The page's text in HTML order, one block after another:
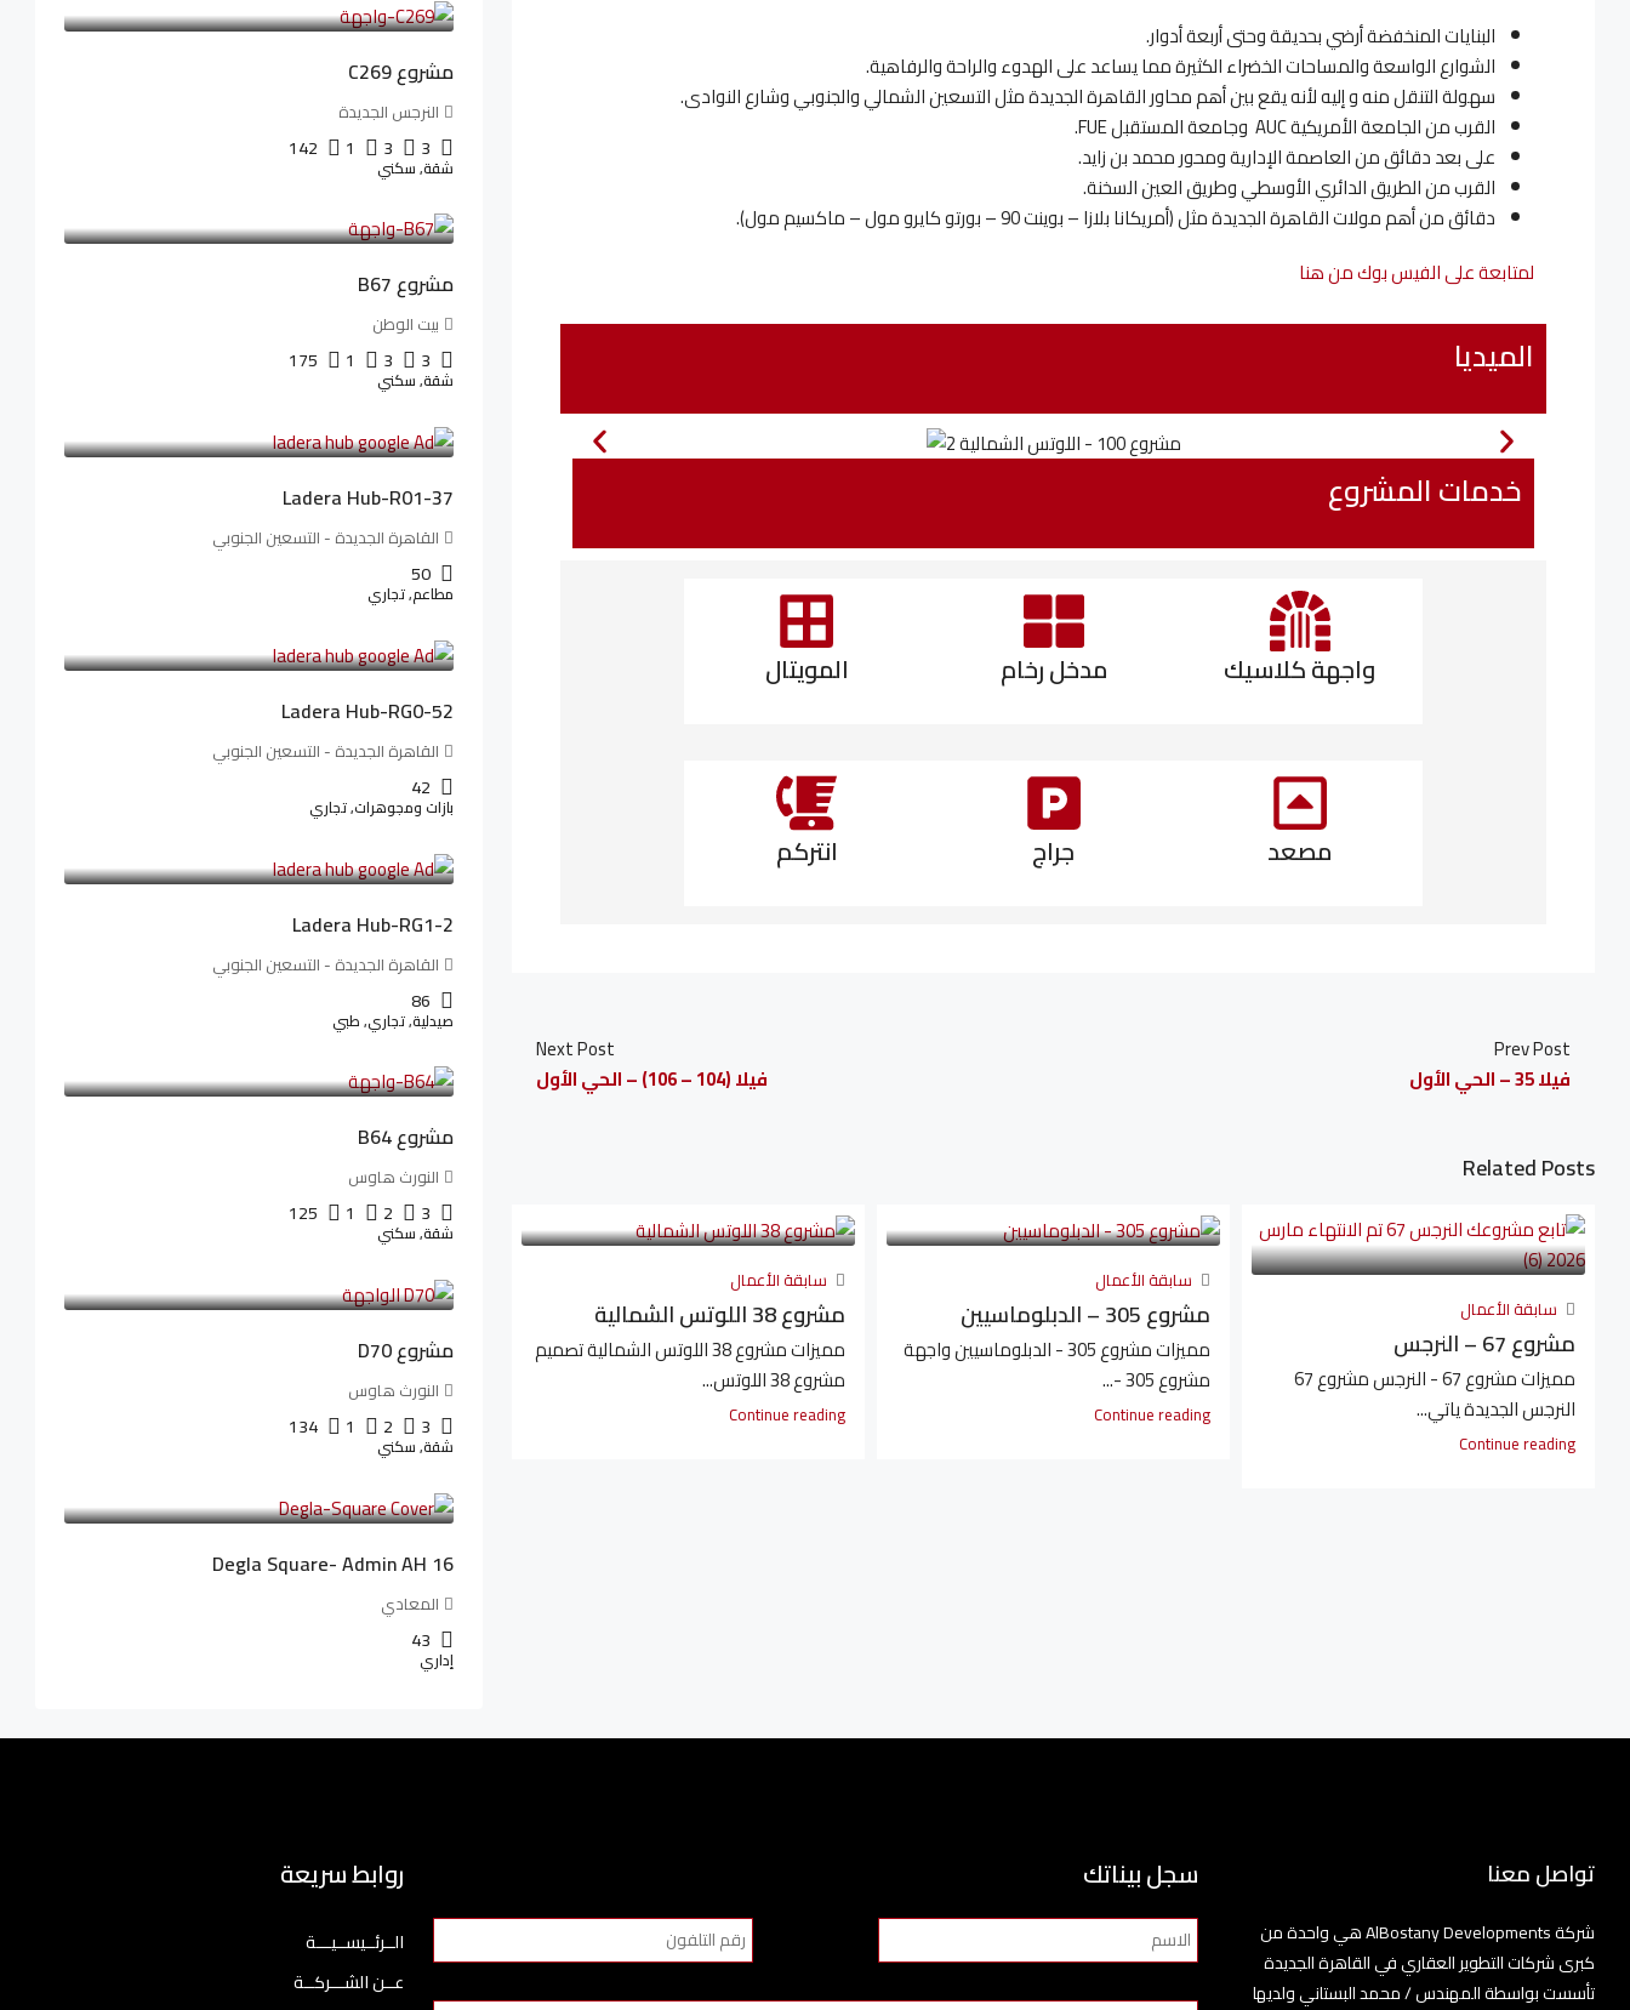
البنايات المنخفضة أرضي بحديقة وحتى أربعة أدوار.
الشوارع الواسعة والمساحات الخضراء الكثيرة مما يساعد على الهدوء والراحة والرفاهية.
سهولة التنقل منه و إليه لأنه يقع بين أهم محاور القاهرة الجديدة مثل التسعين الشمالي والجنوبي وشارع النوادى.
القرب من الجامعة الأمريكية AUC وجامعة المستقبل FUE.
على بعد دقائق من العاصمة الإدارية ومحور محمد بن زايد.
القرب من الطريق الدائري الأوسطي وطريق العين السخنة.
دقائق من أهم مولات القاهرة الجديدة مثل (أمريكانا بلازا – بوينت 90 – بورتو كايرو مول – ماكسيم مول).
لمتابعة على الفيس بوك من هنا
الميديا
خدمات المشروع
واجهة كلاسيك مدخل رخام المويتال
مصعد جراج انتركم
Prev Post
فيلا 35 – الحي الأول
Next Post
فيلا (104 – 106) – الحي الأول
Related Posts
سابقة الأعمال
مشروع 67 – النرجس
مميزات مشروع 67 - النرجس مشروع 67
النرجس الجديدة ياتي...
Continue reading
سابقة الأعمال
مشروع 305 – الدبلوماسيين
مميزات مشروع 305 - الدبلوماسيين واجهة
مشروع 305 -...
Continue reading
سابقة الأعمال
مشروع 38 اللوتس الشمالية
مميزات مشروع 38 اللوتس الشمالية تصميم
مشروع 38 اللوتس...
Continue reading
مشروع C269
النرجس الجديدة
3
3
1
142
شقة, سكني
مشروع B67
بيت الوطن
3
3
1
175
شقة, سكني
Ladera Hub-R01-37
القاهرة الجديدة - التسعين الجنوبي
50
مطاعم, تجاري
Ladera Hub-RG0-52
القاهرة الجديدة - التسعين الجنوبي
42
بازات ومجوهرات, تجاري
Ladera Hub-RG1-2
القاهرة الجديدة - التسعين الجنوبي
86
صيدلية, تجاري, طبي
مشروع B64
النورث هاوس
3
2
1
125
شقة, سكني
مشروع D70
النورث هاوس
3
2
1
134
شقة, سكني
Degla Square- Admin AH 16
المعادي
43
إداري
تواصل معنا
شركة AlBostany Developments هي واحدة من
كبرى شركات التطوير العقاري في القاهرة الجديدة
تأسست بواسطة المهندس / محمد البستاني ولديها
سجل بيناتك روابط سريعة
الــرئــيســيـــة
عــن الشـــركــة